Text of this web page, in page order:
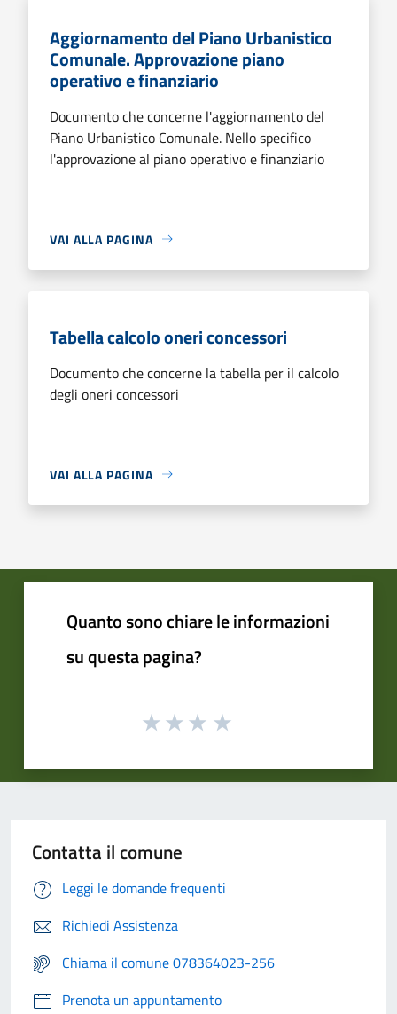
Aggiornamento del Piano Urbanistico
Comunale. Approvazione piano
operativo e finanziario
Documento che concerne l'aggiornamento del
Piano Urbanistico Comunale. Nello specifico
l'approvazione al piano operativo e finanziario
VAI ALLA PAGINA
Tabella calcolo oneri concessori
Documento che concerne la tabella per il calcolo
degli oneri concessori
VAI ALLA PAGINA
Quanto sono chiare le informazioni
su questa pagina?
Contatta il comune
Leggi le domande frequenti
Richiedi Assistenza
Chiama il comune 078364023-256
Prenota un appuntamento